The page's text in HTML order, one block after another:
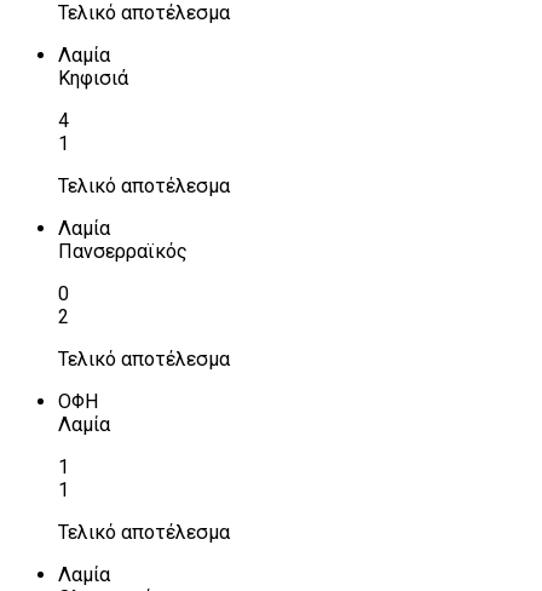
Τελικό αποτέλεσμα
Λαμία
Κηφισιά
4
1
Τελικό αποτέλεσμα
Λαμία
Πανσερραϊκός
0
2
Τελικό αποτέλεσμα
ΟΦΗ
Λαμία
1
1
Τελικό αποτέλεσμα
Λαμία